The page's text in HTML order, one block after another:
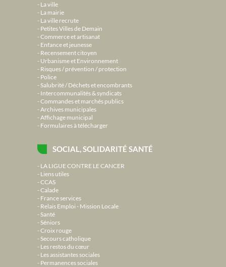
La ville
La mairie
La ville recrute
Petites Villes de Demain
Commerce et artisanat
Enfance et jeunesse
Recensement citoyen
Urbanisme et Environnement
Risques / prévention / protection
Police
Salubrité / Déchets et encombrants
Intercommunalités & syndicats
Commandes et marchés publics
Archives municipales
Affichage municipal
Formulaires à télécharger
SOCIAL, SOLIDARITÉ SANTÉ
LA LIGUE CONTRE LE CANCER
Liens utiles
CCAS
Calade
France services
Relais Emploi - Mission Locale
Santé
Séniors
Croix rouge
Secours catholique
Les restos du cœur
Les assistantes sociales
Permanences sociales